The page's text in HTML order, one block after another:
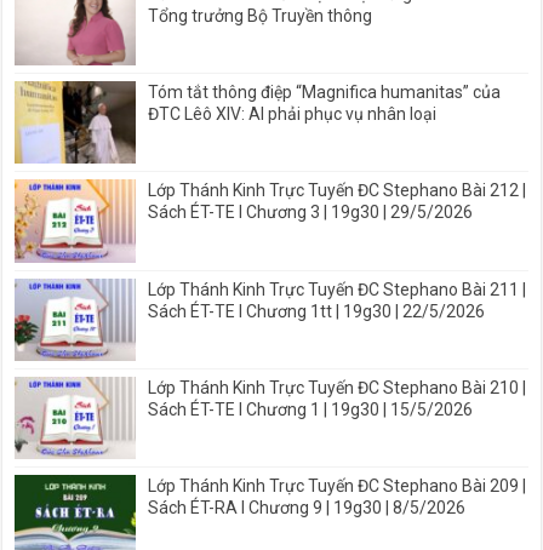
Tổng trưởng Bộ Truyền thông
Tóm tắt thông điệp “Magnifica humanitas” của
ĐTC Lêô XIV: AI phải phục vụ nhân loại
Lớp Thánh Kinh Trực Tuyến ĐC Stephano Bài 212 |
Sách ÉT-TE I Chương 3 | 19g30 | 29/5/2026
Lớp Thánh Kinh Trực Tuyến ĐC Stephano Bài 211 |
Sách ÉT-TE I Chương 1tt | 19g30 | 22/5/2026
Lớp Thánh Kinh Trực Tuyến ĐC Stephano Bài 210 |
Sách ÉT-TE I Chương 1 | 19g30 | 15/5/2026
Lớp Thánh Kinh Trực Tuyến ĐC Stephano Bài 209 |
Sách ÉT-RA I Chương 9 | 19g30 | 8/5/2026